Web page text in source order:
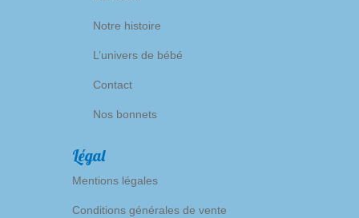
Notre histoire
L’univers de bébé
Contact
Nos bonnets
Légal
Mentions légales
Conditions générales de vente